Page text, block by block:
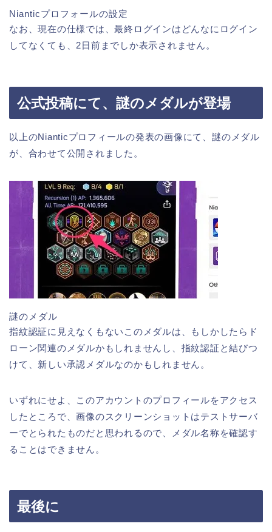
Nianticプロフォールの設定
なお、現在の仕様では、最終ログインはどんなにログイン
してなくても、2日前までしか表示されません。
公式投稿にて、謎のメダルが登場
以上のNianticプロフィールの発表の画像にて、謎のメダル
が、合わせて公開されました。
謎のメダル
指紋認証に見えなくもないこのメダルは、もしかしたらド
ローン関連のメダルかもしれませんし、指紋認証と結びつ
けて、新しい承認メダルなのかもしれません。
いずれにせよ、このアカウントのプロフィールをアクセス
したところで、画像のスクリーンショットはテストサーバ
ーでとられたものだと思われるので、メダル名称を確認す
ることはできません。
最後に